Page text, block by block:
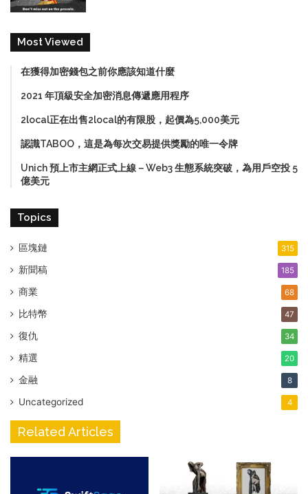
Most Viewed
在獲得加密錢包之前你應該知道什麼
2021 年頂級安全加密消息傳遞應用程序
2local正在出售2local的有限股，起價為5,000美元
認識TABOO，這是為每次交易提供獎勵的唯一令牌
Unich 預上市主網正式上線－Web3 生態系統突破，為用戶空投 5
億美元
Topics
區塊鏈 315
新聞稿 185
商業 68
比特幣 47
復仇 34
精選 20
金融 8
Uncategorized 4
Related Articles